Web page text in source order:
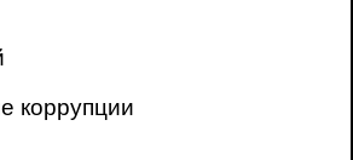
коррупции